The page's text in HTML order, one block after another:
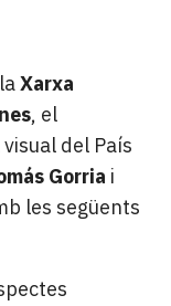
Xarxa
, el
del País
Gorria i
les següents